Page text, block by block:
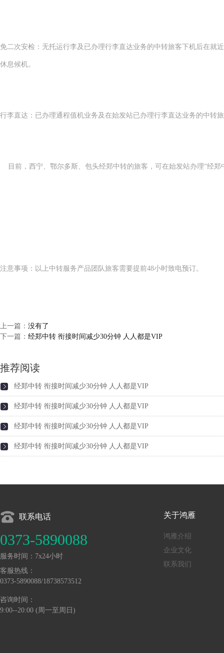
免二次安检：无托运行李及已办理行李直达业务的中转旅客下机后在就
休息候机。
行李直达：已办理通程值机业务及在始发站已办理行李直达业务的中转
目前，西宁、鄂尔多斯、包头经郑中转的旅客，可在始发站办理“经
注意事项：以上中转服务产品团队旅客需要提前48小时致电预订。
上一篇： 没有了
下一篇： 经郑中转 衔接时间减少30分钟 人人都是VIP
推荐阅读
经郑中转 衔接时间减少30分钟 人人都是VIP
经郑中转 衔接时间减少30分钟 人人都是VIP
经郑中转 衔接时间减少30分钟 人人都是VIP
经郑中转 衔接时间减少30分钟 人人都是VIP
联系电话
0373-5890088
服务时间：7x24小时
客服热线：
0373-5890088/18738573512
咨询时间：
9:00--20:00 (周一至周日)
关于鸿雁
鸿雁介绍
企业文化
联系我们